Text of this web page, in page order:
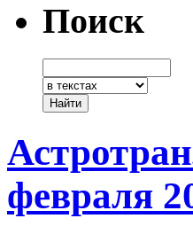
Поиск
февраля